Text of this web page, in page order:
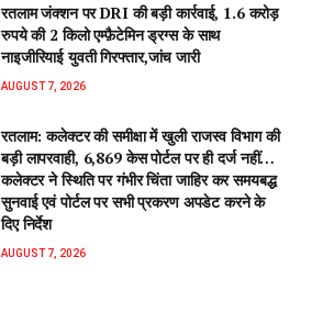
रतलाम जंक्शन पर DRI की बड़ी कार्रवाई, 1.6 करोड़
रुपये की 2 किलो एम्फ़ैटेमिन ड्रग्स के साथ
नाइजीरियाई युवती गिरफ्तार,जांच जारी
AUGUST 7, 2026
रतलाम: कलेक्टर की समीक्षा में खुली राजस्व विभाग की
बड़ी लापरवाही, 6,869 केस पोर्टल पर ही दर्ज नहीं…
कलेक्टर ने स्थिति पर गंभीर चिंता जाहिर कर समयबद्ध
सुनवाई एवं पोर्टल पर सभी प्रकरण अपडेट करने के
दिए निर्देश
AUGUST 7, 2026